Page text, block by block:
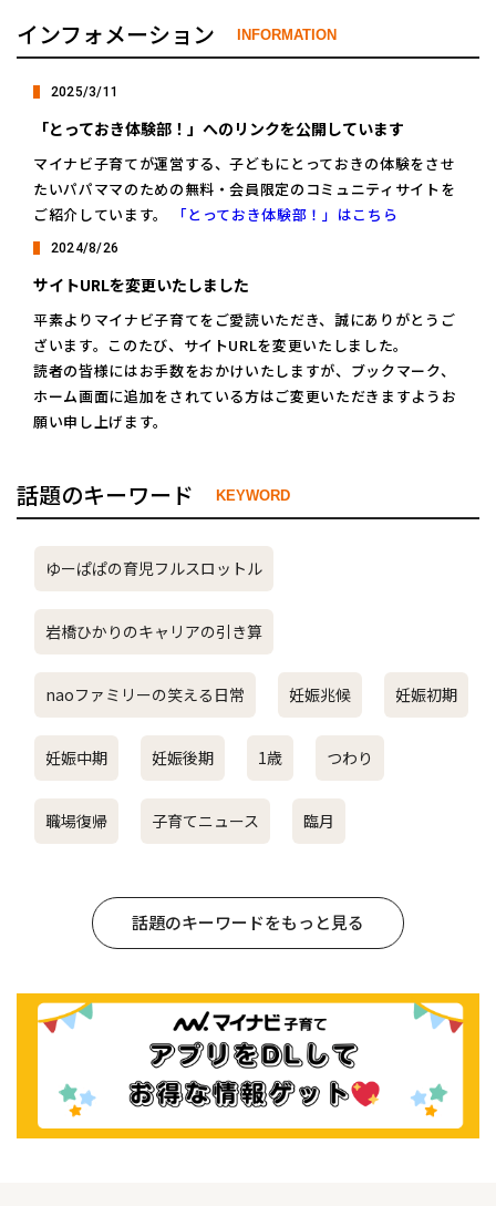
インフォメーション INFORMATION
2025/3/11
「とっておき体験部！」へのリンクを公開しています
マイナビ子育てが運営する、子どもにとっておきの体験をさせ
たいパパママのための無料・会員限定のコミュニティサイトを
ご紹介しています。
「とっておき体験部！」はこちら
2024/8/26
サイトURLを変更いたしました
平素よりマイナビ子育てをご愛読いただき、誠にありがとうご
ざいます。このたび、サイトURLを変更いたしました。
読者の皆様にはお手数をおかけいたしますが、ブックマーク、
ホーム画面に追加をされている方はご変更いただきますようお
願い申し上げます。
話題のキーワード KEYWORD
ゆーぱぱの育児フルスロットル
岩橋ひかりのキャリアの引き算
naoファミリーの笑える日常 妊娠兆候 妊娠初期
妊娠中期 妊娠後期 1歳 つわり
職場復帰 子育てニュース 臨月
話題のキーワードをもっと見る